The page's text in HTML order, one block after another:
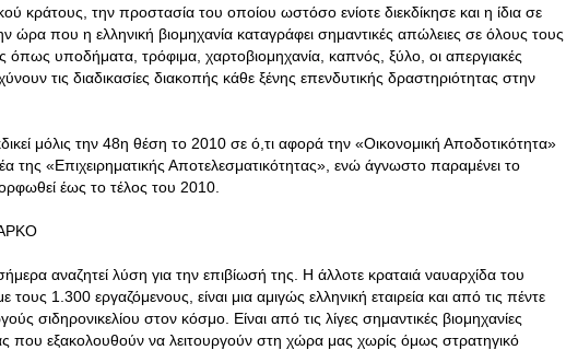
κράτους, την προστασία του οποίου ωστόσο ενίοτε διεκδίκησε και η ίδια σε
ώρα που η ελληνική βιομηχανία καταγράφει σημαντικές απώλειες σε όλους τους
όπως υποδήματα, τρόφιμα, χαρτοβιομηχανία, καπνός, ξύλο, οι απεργιακές
τις διαδικασίες διακοπής κάθε ξένης επενδυτικής δραστηριότητας στην
μόλις την 48η θέση το 2010 σε ό,τι αφορά την «Οικονομική Αποδοτικότητα»
της «Επιχειρηματικής Αποτελεσματικότητας», ενώ άγνωστο παραμένει το
έως το τέλος του 2010.
αναζητεί λύση για την επιβίωσή της. Η άλλοτε κραταιά ναυαρχίδα του
1.300 εργαζόμενους, είναι μια αμιγώς ελληνική εταιρεία και από τις πέντε
σιδηρονικελίου στον κόσμο. Είναι από τις λίγες σημαντικές βιομηχανίες
που εξακολουθούν να λειτουργούν στη χώρα μας χωρίς όμως στρατηγικό